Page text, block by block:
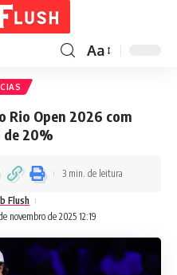
Aa
Rio Open 2026 com
de 20%
novembro de 2025 12:19
Flush
3 min. de leitura